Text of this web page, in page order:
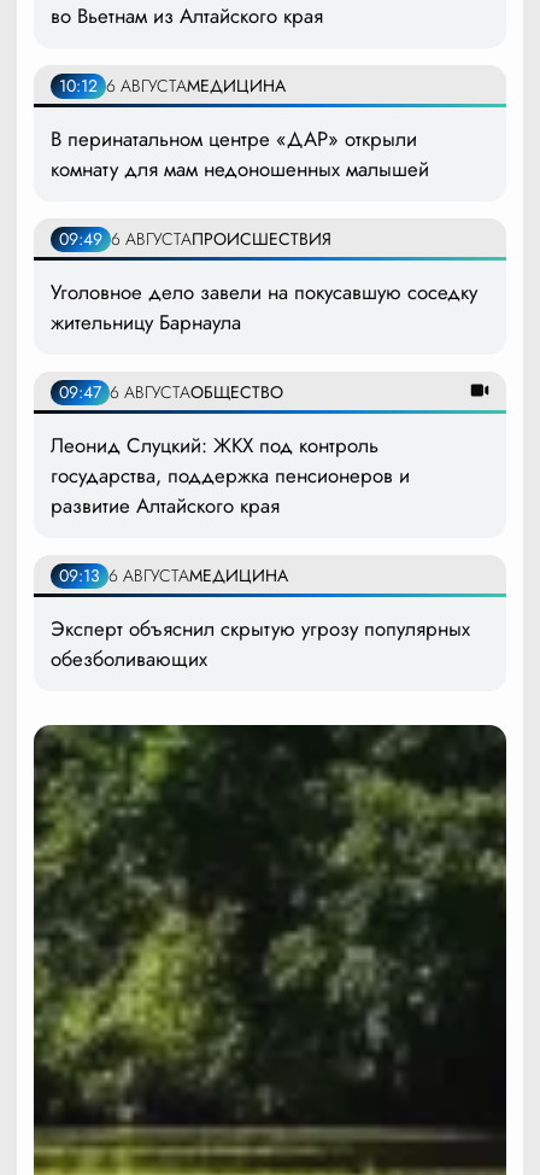
во Вьетнам из Алтайского края
10:12 6 АВГУСТАМЕДИЦИНА
В перинатальном центре «ДАР» открыли
комнату для мам недоношенных малышей
09:49 6 АВГУСТАПРОИСШЕСТВИЯ
Уголовное дело завели на покусавшую соседку
жительницу Барнаула
09:47 6 АВГУСТАОБЩЕСТВО
Леонид Слуцкий: ЖКХ под контроль
государства, поддержка пенсионеров и
развитие Алтайского края
09:13 6 АВГУСТАМЕДИЦИНА
Эксперт объяснил скрытую угрозу популярных
обезболивающих